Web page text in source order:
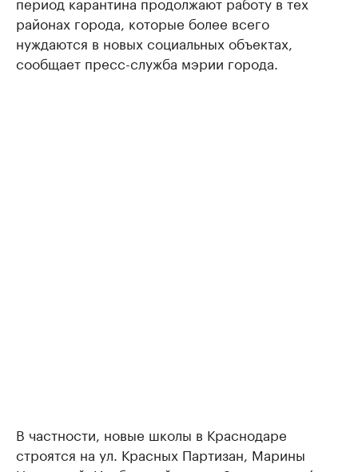
районах города, которые более всего
нуждаются в новых социальных объектах,
сообщает пресс-служба мэрии города.
В частности, новые школы в Краснодаре
строятся на ул. Красных Партизан, Марины